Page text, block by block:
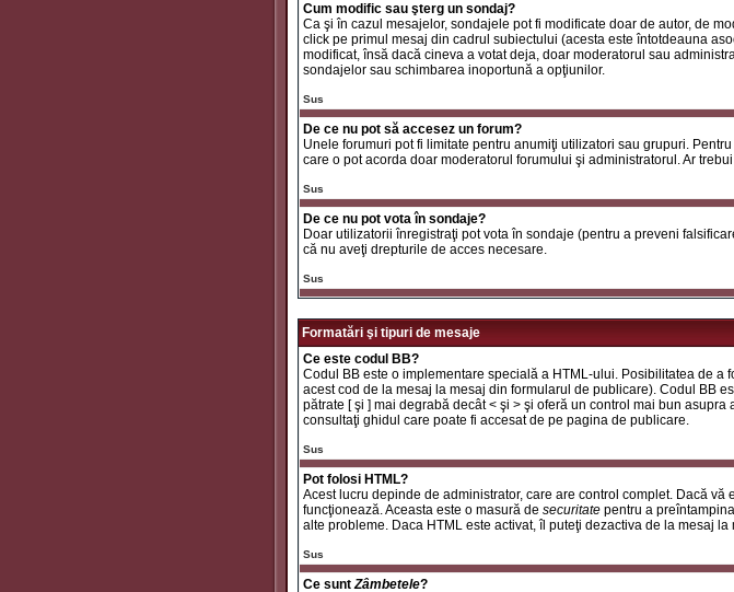
Cum modific sau şterg un sondaj?
Ca şi în cazul mesajelor, sondajele pot fi modificate doar de autor, de
click pe primul mesaj din cadrul subiectului (acesta este întotdeauna
modificat, însă dacă cineva a votat deja, doar moderatorul sau
sondajelor sau schimbarea inoportună a opţiunilor.
Sus
De ce nu pot să accesez un forum?
Unele forumuri pot fi limitate pentru anumiţi utilizatori sau grupuri.
care o pot acorda doar moderatorul forumului şi administratorul. Ar
Sus
De ce nu pot vota în sondaje?
Doar utilizatorii înregistraţi pot vota în sondaje (pentru a preveni
că nu aveţi drepturile de acces necesare.
Sus
Formatări şi tipuri de mesaje
Ce este codul BB?
Codul BB este o implementare specială a HTML-ului. Posibilitatea de
acest cod de la mesaj la mesaj din formularul de publicare). Codul BB
pătrate [ şi ] mai degrabă decât < şi > şi oferă un control mai bun
consultaţi ghidul care poate fi accesat de pe pagina de publicare.
Sus
Pot folosi HTML?
Acest lucru depinde de administrator, care are control complet. Dacă
funcţionează. Aceasta este o masură de securitate pentru a
alte probleme. Daca HTML este activat, îl puteţi dezactiva de la mesaj
Sus
Ce suntZâmbetele?